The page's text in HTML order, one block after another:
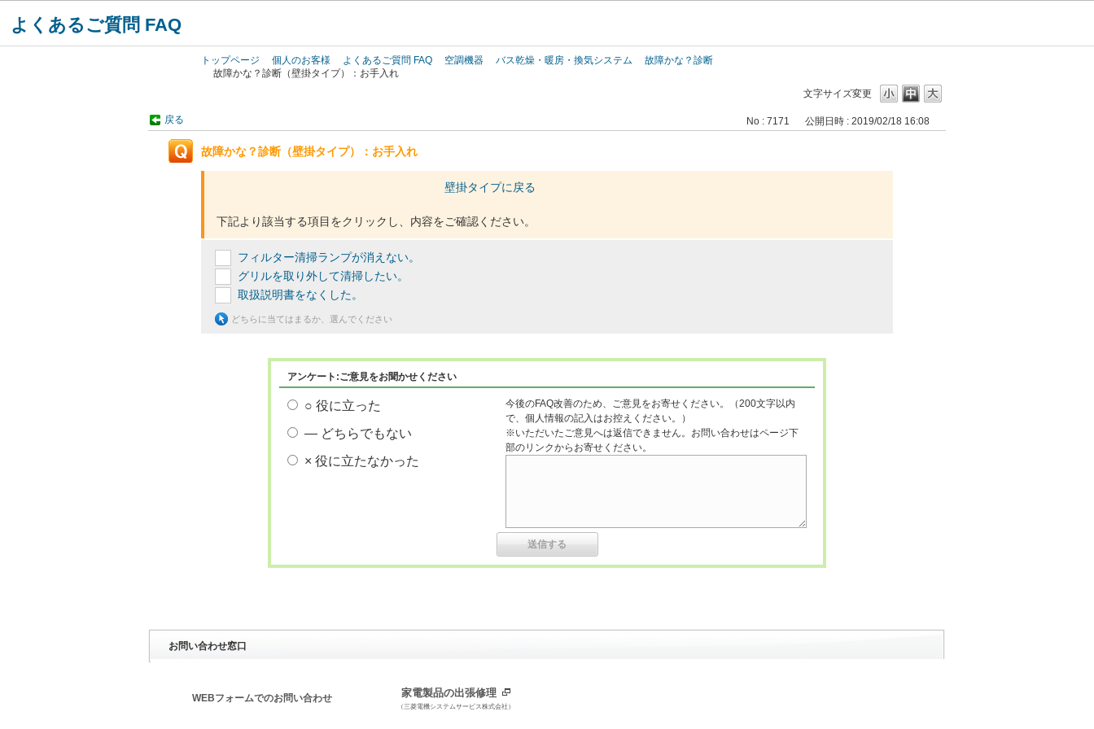
よくあるご質問 FAQ
トップページ 個人のお客様 よくあるご質問 FAQ 空調機器 バス乾燥・暖房・換気システム
故障かな？診断
故障かな？診断（壁掛タイプ）：お手入れ
文字サイズ変更
戻る No : 7171 公開日時 : 2019/02/18 16:08
故障かな？診断（壁掛タイプ）：お手入れ
壁掛タイプに戻る
下記より該当する項目をクリックし、内容をご確認ください。
フィルター清掃ランプが消えない。
グリルを取り外して清掃したい。
取扱説明書をなくした。
どちらに当てはまるか、選んでください
アンケート:ご意見をお聞かせください
○ 役に立った
― どちらでもない
× 役に立たなかった
今後のFAQ改善のため、ご意見をお寄せください。（200文字以内
で、個人情報の記入はお控えください。）
※いただいたご意見へは返信できません。お問い合わせはページ下
部のリンクからお寄せください。
お問い合わせ窓口
WEBフォームでのお問い合わせ 家電製品の出張修理
（三菱電機システムサービス株式会社）